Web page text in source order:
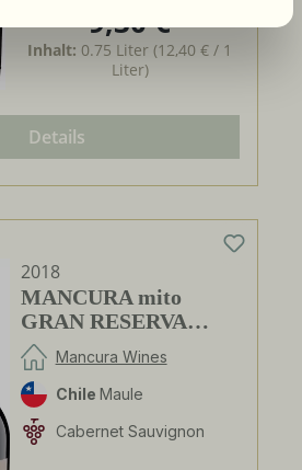
Regulärer Preis:
9,30 €
Inhalt: 0.75 Liter(12,40 € / 1
Liter)
Details
2018
MANCURA mito
GRAN RESERVA
Cabernet Sauvignon
Mancura Wines
Chile Maule
Cabernet Sauvignon